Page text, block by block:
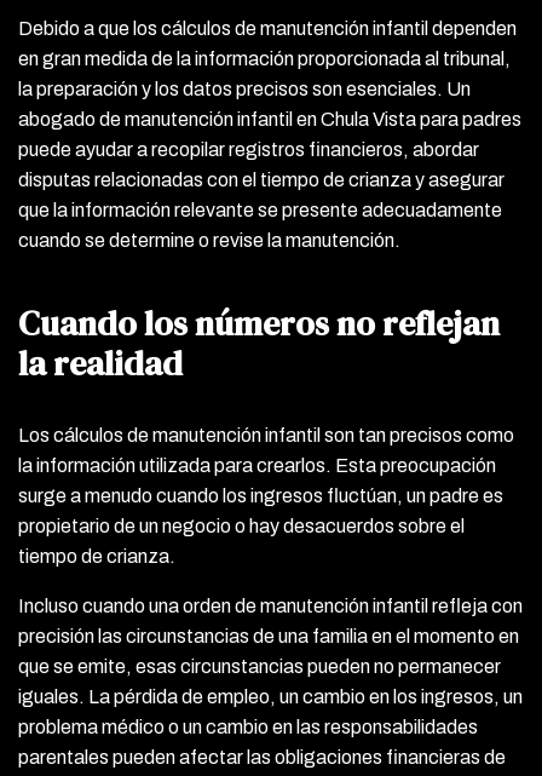
Debido a que los cálculos de manutención infantil dependen
en gran medida de la información proporcionada al tribunal,
la preparación y los datos precisos son esenciales. Un
abogado de manutención infantil en Chula Vista para padres
puede ayudar a recopilar registros financieros, abordar
disputas relacionadas con el tiempo de crianza y asegurar
que la información relevante se presente adecuadamente
cuando se determine o revise la manutención.
Cuando los números no reflejan
la realidad
Los cálculos de manutención infantil son tan precisos como
la información utilizada para crearlos. Esta preocupación
surge a menudo cuando los ingresos fluctúan, un padre es
propietario de un negocio o hay desacuerdos sobre el
tiempo de crianza.
Incluso cuando una orden de manutención infantil refleja con
precisión las circunstancias de una familia en el momento en
que se emite, esas circunstancias pueden no permanecer
iguales. La pérdida de empleo, un cambio en los ingresos, un
problema médico o un cambio en las responsabilidades
parentales pueden afectar las obligaciones financieras de